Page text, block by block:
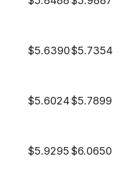
$5.6390$5.7354
$5.6024$5.7899
$5.9295$6.0650